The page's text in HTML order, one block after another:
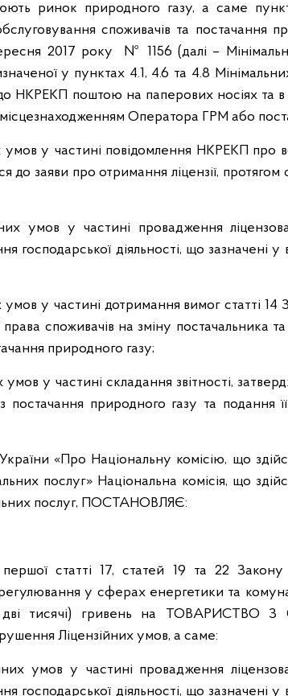
ринок природного газу, а саме
споживачів та постачання
2017 року № 1156 (далі –
у пунктах 4.1, 4.6 та 4.8
НКРЕКП поштою на паперових носіях та
місцезнаходженням Оператора ГРМ або
умов у частині повідомлення НКРЕКП про
заяви про отримання ліцензії, протягом
умов у частині провадження
господарської діяльності, що зазначені у
умов у частині дотримання вимог статті 14
споживачів на зміну постачальника
природного газу;
умов у частині складання звітності,
постачання природного газу та подання
«Про Національну комісію, що
послуг» Національна комісія, що
послуг, ПОСТАНОВЛЯЄ:
статті 17, статей 19 та 22
у сферах енергетики та
дві тисячі) гривень на ТОВАРИСТВО
Ліцензійних умов, а саме:
умов у частині провадження
господарської діяльності, що зазначені у